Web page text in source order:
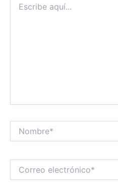
aquí...
electrónico*